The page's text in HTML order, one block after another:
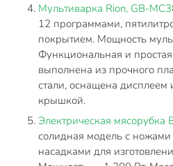
Мультиварка Rion, GB-
12 программами,
покрытием. Мощность
Функциональная и
выполнена из прочного
стали, оснащена
крышкой.
Электрическая мясорубка
солидная модель с
насадками для